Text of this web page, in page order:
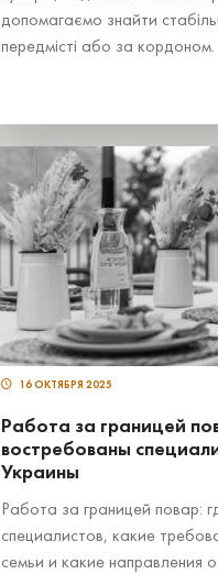
допомагаємо знайти
передмісті або за кордоном.
16 ОКТЯБРЯ 2025
Работа за границей
востребованы
Украины
Работа за границей повар:
специалистов, какие
семьи и какие направления